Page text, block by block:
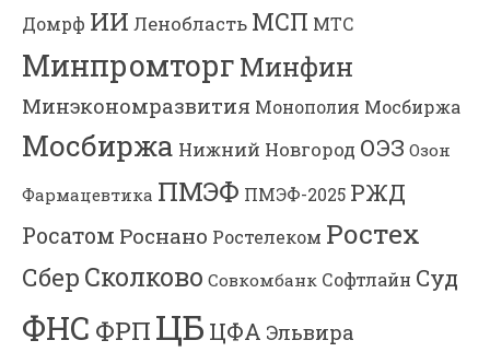
Домрф ИИ Ленобласть МСП МТС
МинпромторгМинфин
Минэкономразвития Монополия Мосбиржа
Мосбиржа Нижний Новгород ОЭЗ Озон
Фармацевтика ПМЭФ ПМЭФ-2025 РЖД
Росатом Роснано Ростелеком Ростех
Сбер Сколково Совкомбанк Софтлайн Суд
ФНС ФРП ЦБ ЦФА Эльвира